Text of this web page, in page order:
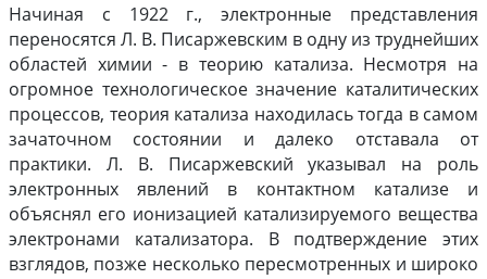
Начиная с 1922 г., электронные представления
переносятся Л. В. Писаржевским в одну из труднейших
областей химии - в теорию катализа. Несмотря на
огромное технологическое значение каталитических
процессов, теория катализа находилась тогда в самом
зачаточном состоянии и далеко отставала от
практики. Л. В. Писаржевский указывал на роль
электронных явлений в контактном катализе и
объяснял его ионизацией катализируемого вещества
электронами катализатора. В подтверждение этих
взглядов, позже несколько пересмотренных и широко